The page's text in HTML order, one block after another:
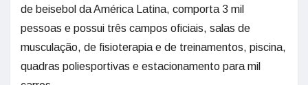
de beisebol da América Latina, comporta 3 mil
pessoas e possui três campos oficiais, salas de
musculação, de fisioterapia e de treinamentos, piscina,
quadras poliesportivas e estacionamento para mil